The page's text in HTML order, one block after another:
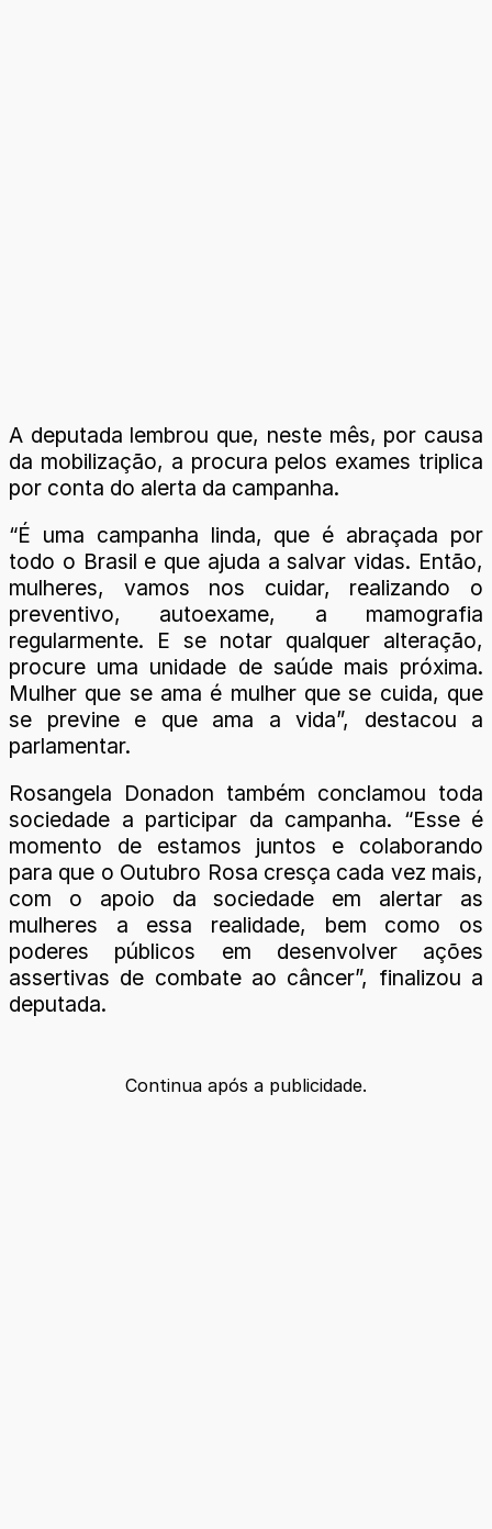
A deputada lembrou que, neste mês, por causa
da mobilização, a procura pelos exames triplica
por conta do alerta da campanha.
“É uma campanha linda, que é abraçada por
todo o Brasil e que ajuda a salvar vidas. Então,
mulheres, vamos nos cuidar, realizando o
preventivo, autoexame, a mamografia
regularmente. E se notar qualquer alteração,
procure uma unidade de saúde mais próxima.
Mulher que se ama é mulher que se cuida, que
se previne e que ama a vida”, destacou a
parlamentar.
Rosangela Donadon também conclamou toda
sociedade a participar da campanha. “Esse é
momento de estamos juntos e colaborando
para que o Outubro Rosa cresça cada vez mais,
com o apoio da sociedade em alertar as
mulheres a essa realidade, bem como os
poderes públicos em desenvolver ações
assertivas de combate ao câncer”, finalizou a
deputada.
Continua após a publicidade.